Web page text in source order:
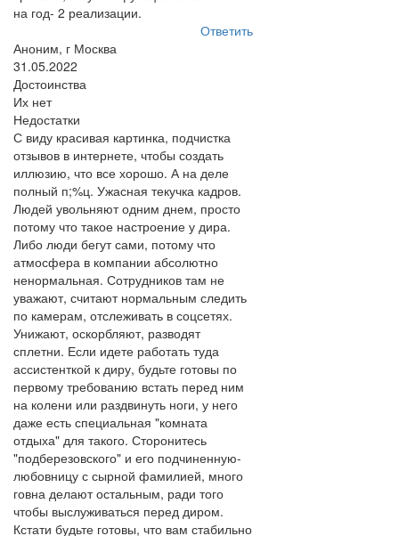
на год- 2 реализации.
Ответить
Аноним, г Москва
31.05.2022
Достоинства
Их нет
Недостатки
С виду красивая картинка, подчистка
отзывов в интернете, чтобы создать
иллюзию, что все хорошо. А на деле
полный п;%ц. Ужасная текучка кадров.
Людей увольняют одним днем, просто
потому что такое настроение у дира.
Либо люди бегут сами, потому что
атмосфера в компании абсолютно
ненормальная. Сотрудников там не
уважают, считают нормальным следить
по камерам, отслеживать в соцсетях.
Унижают, оскорбляют, разводят
сплетни. Если идете работать туда
ассистенткой к диру, будьте готовы по
первому требованию встать перед ним
на колени или раздвинуть ноги, у него
даже есть специальная "комната
отдыха" для такого. Сторонитесь
"подберезовского" и его подчиненную-
любовницу с сырной фамилией, много
говна делают остальным, ради того
чтобы выслуживаться перед диром.
Кстати будьте готовы, что вам стабильно